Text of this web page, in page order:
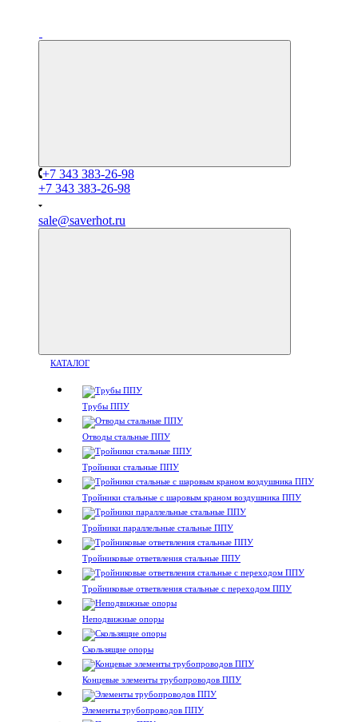
+7 343 383-26-98
+7 343 383-26-98
sale@saverhot.ru
КАТАЛОГ
Трубы ППУ
Отводы стальные ППУ
Тройники стальные ППУ
Тройники стальные с шаровым краном воздушника ППУ
Тройники параллельные стальные ППУ
Тройниковые ответвления стальные ППУ
Тройниковые ответвления стальные с переходом ППУ
Неподвижные опоры
Скользящие опоры
Концевые элементы трубопроводов ППУ
Элементы трубопроводов ППУ